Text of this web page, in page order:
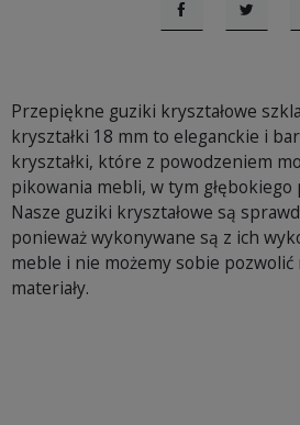
Udostępnij
Przepiękne guziki kryształowe
kryształki 18 mm to eleganckie i
kryształki, które z powodzeniem
pikowania mebli, w tym
Nasze guziki kryształowe są
ponieważ wykonywane są z ich
meble i nie możemy sobie pozwolić
materiały.